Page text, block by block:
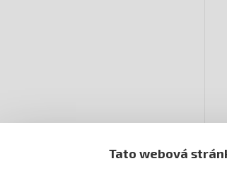
Tato webová